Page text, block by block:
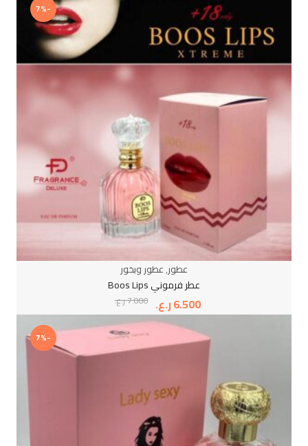
-7%
عطور,عطور وبخور
عطر فرموني Boos Lips
7.000ر.ع. 6.500ر.ع.
-7%